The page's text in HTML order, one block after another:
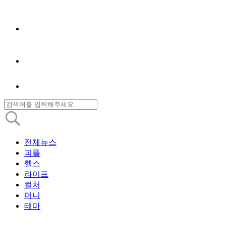
전체뉴스
피플
헬스
라이프
컬처
머니
테마